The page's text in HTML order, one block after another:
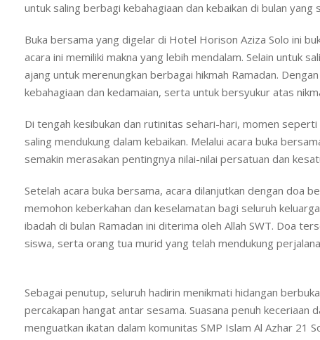
untuk saling berbagi kebahagiaan dan kebaikan di bulan yang
Buka bersama yang digelar di Hotel Horison Aziza Solo ini
acara ini memiliki makna yang lebih mendalam. Selain untuk
ajang untuk merenungkan berbagai hikmah Ramadan.
kebahagiaan dan kedamaian, serta untuk bersyukur atas
Di tengah kesibukan dan rutinitas sehari-hari, momen
saling mendukung dalam kebaikan. Melalui acara buka
semakin merasakan pentingnya nilai-nilai persatuan dan
Setelah acara buka bersama, acara dilanjutkan dengan doa
memohon keberkahan dan keselamatan bagi seluruh
ibadah di bulan Ramadan ini diterima oleh Allah SWT. Doa
siswa, serta orang tua murid yang telah mendukung
Sebagai penutup, seluruh hadirin menikmati hidangan
percakapan hangat antar sesama. Suasana penuh keceriaan
menguatkan ikatan dalam komunitas SMP Islam Al Azhar 21